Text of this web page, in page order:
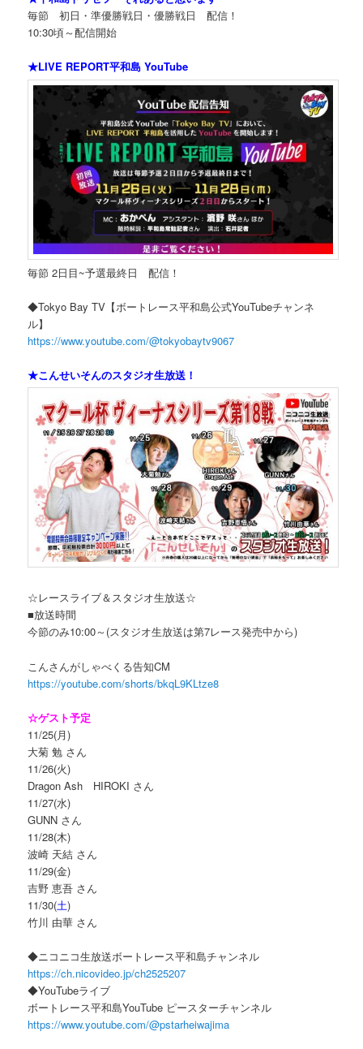
毎節 初日・準優勝戦日・優勝戦日 配信！
10:30頃～配信開始
★LIVE REPORT平和島 YouTube
毎節 2日目~予選最終日 配信！
◆Tokyo Bay TV【ボートレース平和島公式YouTubeチャンネ
ル】
https://www.youtube.com/@tokyobaytv9067
★こんせいそんのスタジオ生放送！
☆レースライブ＆スタジオ生放送☆
■放送時間
今節のみ10:00～(スタジオ生放送は第7レース発売中から)
こんさんがしゃべくる告知CM
https://youtube.com/shorts/bkqL9KLtze8
☆ゲスト予定
11/25(月)
大菊 勉 さん
11/26(火)
Dragon Ash HIROKI さん
11/27(水)
GUNN さん
11/28(木)
波崎 天結 さん
11/29(金)
吉野 恵吾 さん
11/30(土)
竹川 由華 さん
◆ニコニコ生放送ボートレース平和島チャンネル
https://ch.nicovideo.jp/ch2525207
◆YouTubeライブ
ボートレース平和島YouTube ピースターチャンネル
https://www.youtube.com/@pstarheiwajima